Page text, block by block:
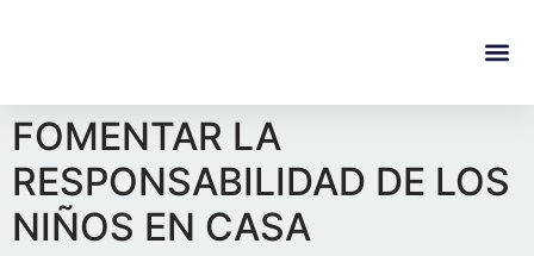
FOMENTAR LA
RESPONSABILIDAD DE LOS
NIÑOS EN CASA